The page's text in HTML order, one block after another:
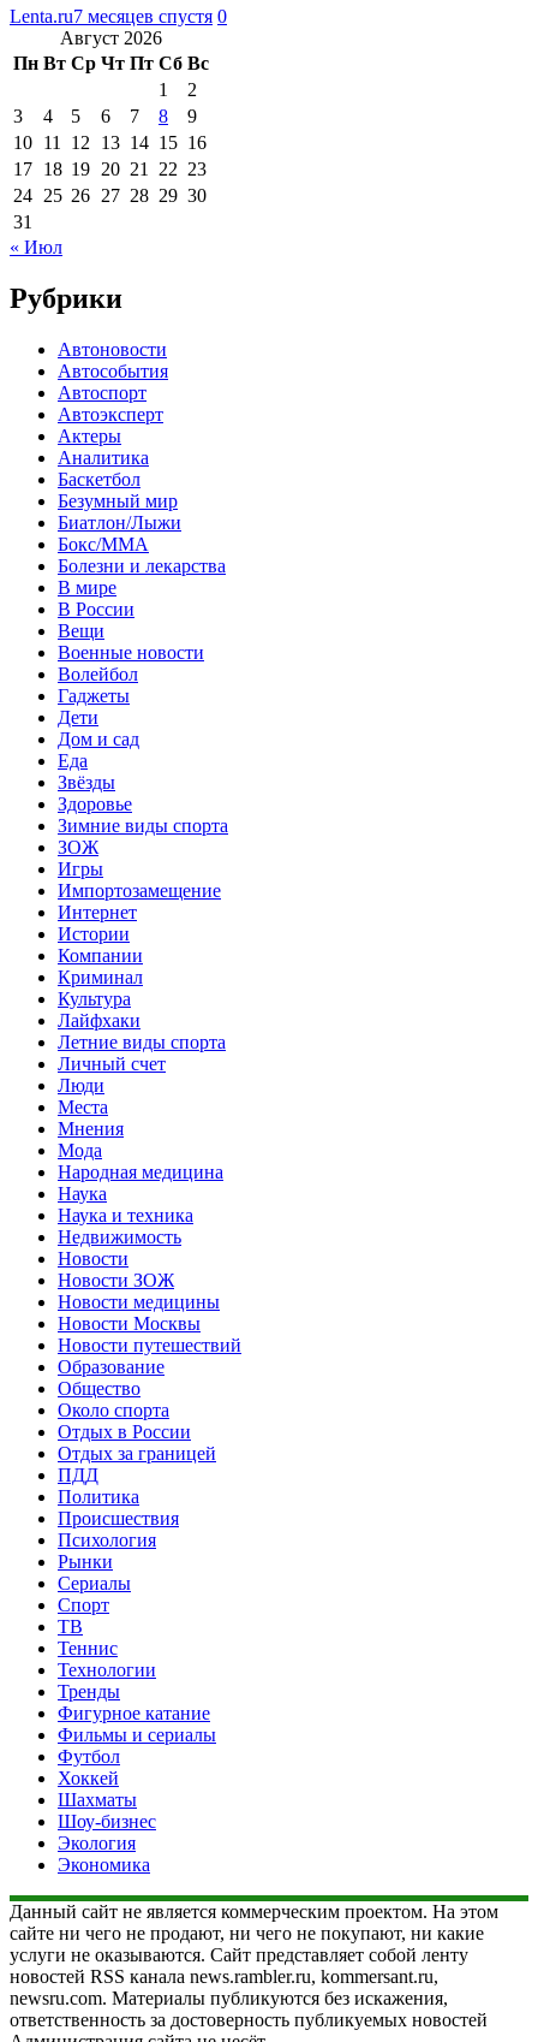
Lenta.ru7 месяцев спустя 0
Август 2026
Пн Вт Ср Чт Пт Сб Вс
1
2
3
4 5 6 7 8
9
10 11 12 13 14 15 16
17 18 19 20 21 22 23
24 25 26 27 28 29 30
31
« Июл
Рубрики
Автоновости
Автособытия
Автоспорт
Автоэксперт
Актеры
Аналитика
Баскетбол
Безумный мир
Биатлон/Лыжи
Бокс/MMA
Болезни и лекарства
В мире
В России
Вещи
Военные новости
Волейбол
Гаджеты
Дети
Дом и сад
Еда
Звёзды
Здоровье
Зимние виды спорта
ЗОЖ
Игры
Импортозамещение
Интернет
Истории
Компании
Криминал
Культура
Лайфхаки
Летние виды спорта
Личный счет
Люди
Места
Мнения
Мода
Народная медицина
Наука
Наука и техника
Недвижимость
Новости
Новости ЗОЖ
Новости медицины
Новости Москвы
Новости путешествий
Образование
Общество
Около спорта
Отдых в России
Отдых за границей
ПДД
Политика
Происшествия
Психология
Рынки
Сериалы
Спорт
ТВ
Теннис
Технологии
Тренды
Фигурное катание
Фильмы и сериалы
Футбол
Хоккей
Шахматы
Шоу-бизнес
Экология
Экономика
Данный сайт не является коммерческим проектом. На этом
сайте ни чего не продают, ни чего не покупают, ни какие
услуги не оказываются. Сайт представляет собой ленту
новостей RSS канала news.rambler.ru, kommersant.ru,
newsru.com. Материалы публикуются без искажения,
ответственность за достоверность публикуемых новостей